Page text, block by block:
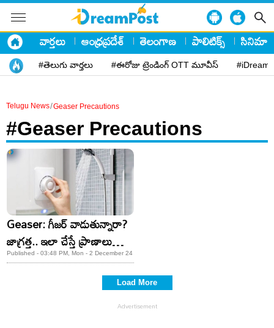
వార్తలు ఆంధ్రప్రదేశ్ తెలంగాణ పాలిటిక్స్ సినిమా
#తెలుగు వార్తలు #ఈరోజు ట్రెండింగ్ OTT మూవీస్
Telugu News/Geaser Precautions
#Geaser Precautions
Geaser: గీజర్ వాడుతున్నారా?
జాగ్రత్త.. ఇలా చేస్తే ప్రాణాలు
పోతాయ్!
Published - 03:48 PM, Mon - 2 December 24
Load More